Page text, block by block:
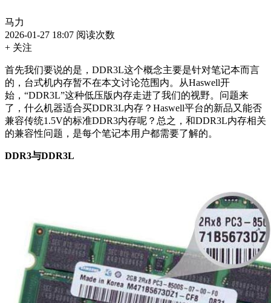
马力
2026-01-27 18:07 阅读次数
+ 关注
首先我们要说的是，DDR3L这个概念主要是针对笔记本而言
的，台式机内存暂不在本文讨论范围内。从Haswell开
始，“DDR3L”这种低压版内存走进了我们的视野。问题来
了，什么机器适合买DDR3L内存？Haswell平台的新品又能否
兼容传统1.5V的标准DDR3内存呢？总之，和DDR3L内存相关
的兼容性问题，是每个笔记本用户都需要了解的。
DDR3与DDR3L